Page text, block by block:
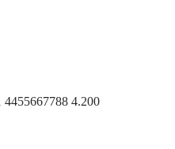
4455667788 4.200